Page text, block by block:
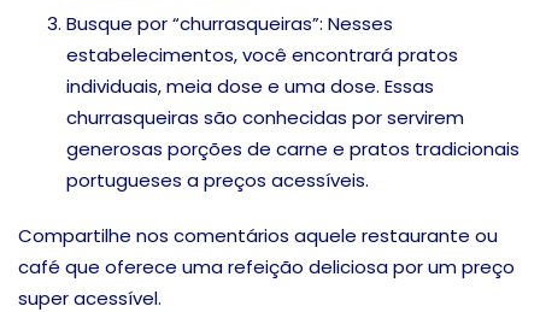
Busque por “churrasqueiras”: Nesses
estabelecimentos, você encontrará pratos
individuais, meia dose e uma dose. Essas
churrasqueiras são conhecidas por servirem
generosas porções de carne e pratos tradicionais
portugueses a preços acessíveis.
Compartilhe nos comentários aquele restaurante ou
café que oferece uma refeição deliciosa por um preço
super acessível.